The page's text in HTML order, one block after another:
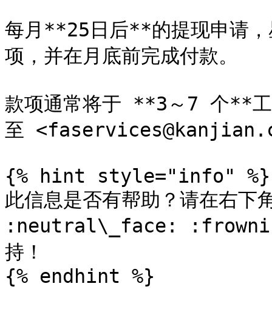
每月**25日后**的提现申请
项，并在月底前完成付款。
款项通常将于 **3～7 个**工
至
{% hint style="info" %}
此信息是否有帮助？请在
:neutral\_face:
持！